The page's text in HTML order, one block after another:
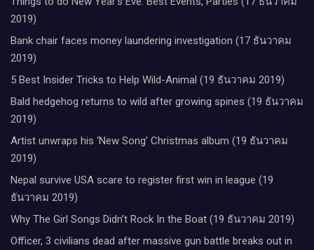
2019)
Bank chair faces money laundering investigation (17 ธันวาคม
2019)
5 Best Insider Tricks to Help Wild-Animal (19 ธันวาคม 2019)
Bald hedgehog returns to wild after growing spines (19 ธันวาคม
2019)
Artist unwraps his ‘New Song’ Christmas album (19 ธันวาคม
2019)
Nepal survive USA scare to register first win in league (19
ธันวาคม 2019)
Why The Girl Songs Didn’t Rock In the Boat (19 ธันวาคม 2019)
Officer, 3 civilians dead after massive gun battle breaks out in